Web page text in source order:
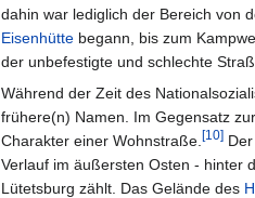
dahin war lediglich der Bereich von
Eisenhütte begann, bis zum
der unbefestigte und schlechte
Während der Zeit des
frühere(n) Namen. Im Gegensatz zur
Charakter einer Wohnstraße. [10]
Verlauf im äußersten Osten - hinter
Lütetsburg zählt. Das Gelände des